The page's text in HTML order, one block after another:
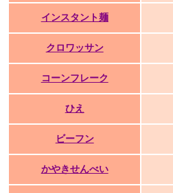
インスタント麺
クロワッサン
コーンフレーク
ひえ
ビーフン
かやきせんべい